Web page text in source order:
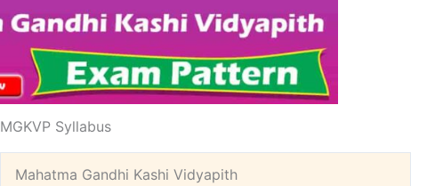
MGKVP Syllabus
Mahatma Gandhi Kashi Vidyapith